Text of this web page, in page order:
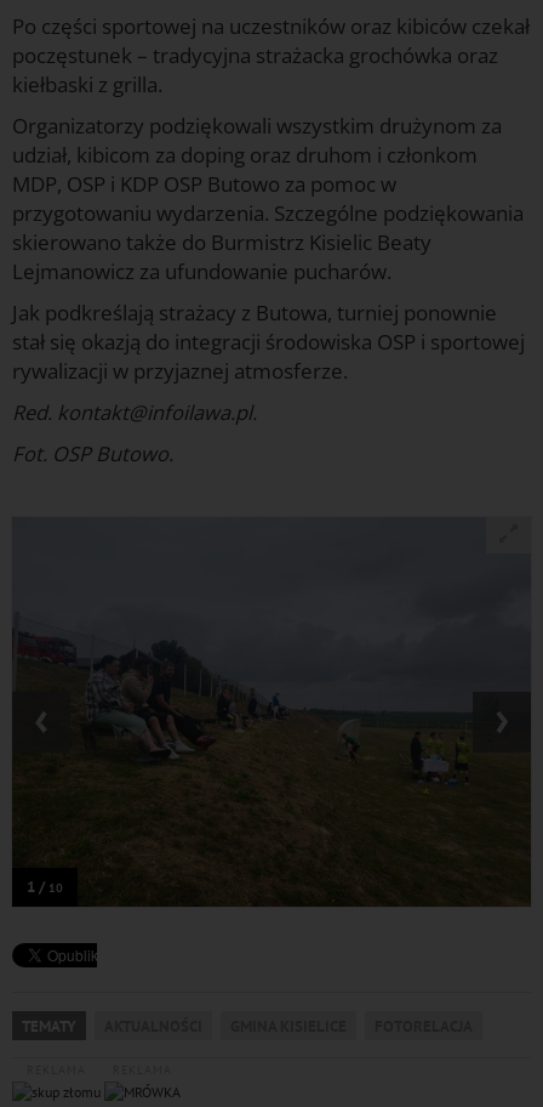
Po części sportowej na uczestników oraz kibiców czekał
poczęstunek – tradycyjna strażacka grochówka oraz
kiełbaski z grilla.
Organizatorzy podziękowali wszystkim drużynom za
udział, kibicom za doping oraz druhom i członkom
MDP, OSP i KDP OSP Butowo za pomoc w
przygotowaniu wydarzenia. Szczególne podziękowania
skierowano także do Burmistrz Kisielic Beaty
Lejmanowicz za ufundowanie pucharów.
Jak podkreślają strażacy z Butowa, turniej ponownie
stał się okazją do integracji środowiska OSP i sportowej
rywalizacji w przyjaznej atmosferze.
Red. kontakt@infoilawa.pl.
Fot. OSP Butowo.
1 / 10
‹ ›
TEMATY